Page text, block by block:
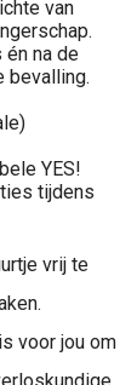
van
na de
bevalling.
YES!
tijdens
vrij te
voor jou om